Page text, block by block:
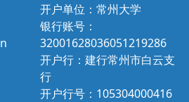
开户单位：常州大学
银行账号：
32001628036051219286
开户行：建行常州市白云支
行
开户行号：105304000416